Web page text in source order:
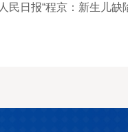
人民日报“程京：新生儿缺